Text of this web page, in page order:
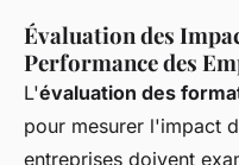
Évaluation des
Performance des
L'évaluation des
pour mesurer l'impact
entreprises doivent